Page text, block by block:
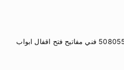
فتح ابواب سيارات الكويت 50805535 فني مفاتيح فتح اقفال ابواب